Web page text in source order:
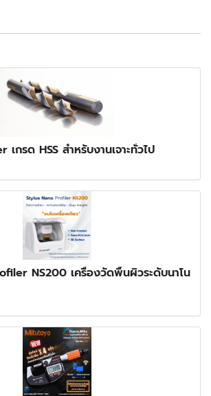
กรด HSS สำหรับงานเจาะทั่วไป
NS200 เครื่องวัดพื้นผิวระดับนาโน